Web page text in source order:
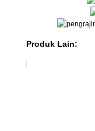
Produk Lain: